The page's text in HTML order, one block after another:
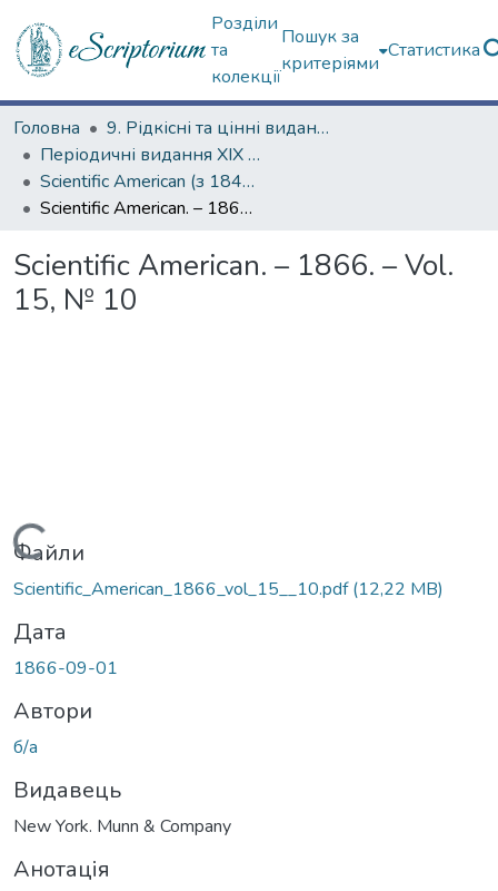
Розділи
та
колекції
Пошук за
критеріями
Статистика
Головна
9. Рідкісні та цінні видання
Періодичні видання ХІХ ст.
Scientific American (з 1845 р.)
Scientific American. – 1866. – Vol. 15, № 10
Scientific American. – 1866. – Vol.
15, № 10
Вантажиться...
Файли
Scientific_American_1866_vol_15__10.pdf(12,22 MB)
Дата
1866-09-01
Автори
б/а
Видавець
New York. Munn & Company
Анотація